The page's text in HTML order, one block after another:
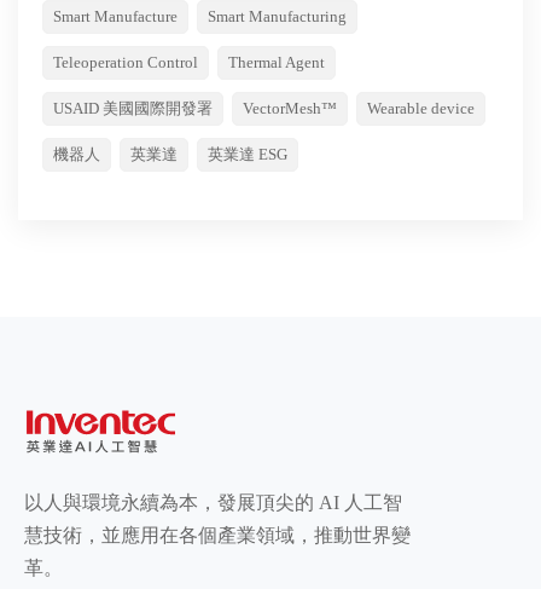
Smart Manufacture Smart Manufacturing
Teleoperation Control Thermal Agent
USAID 美國國際開發署 VectorMesh™ Wearable device
機器人 英業達 英業達 ESG
以人與環境永續為本，發展頂尖的 AI 人工智
慧技術，並應用在各個產業領域，推動世界變
革。